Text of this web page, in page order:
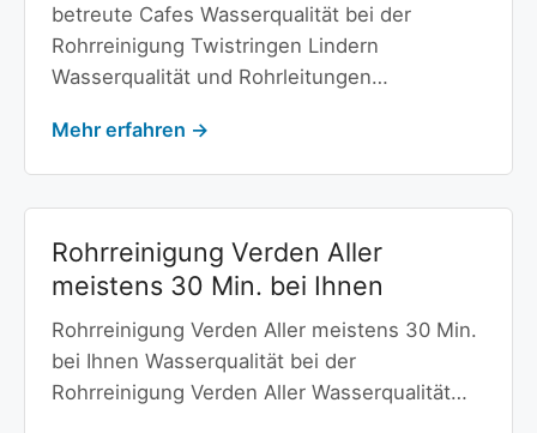
betreute Cafes Wasserqualität bei der
Rohrreinigung Twistringen Lindern
Wasserqualität und Rohrleitungen…
Mehr erfahren →
Rohrreinigung Verden Aller
meistens 30 Min. bei Ihnen
Rohrreinigung Verden Aller meistens 30 Min.
bei Ihnen Wasserqualität bei der
Rohrreinigung Verden Aller Wasserqualität…